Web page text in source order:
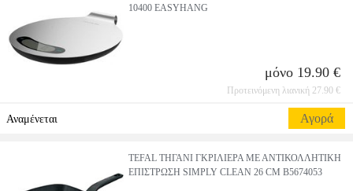
10400 EASYHANG
μόνο 19.90 €
Προτεινόμενη λιανική 27.90 €
Αναμένεται Αγορά
TEFAL ΤΗΓΑΝΙ ΓΚΡΙΛΙΕΡΑ ΜΕ ΑΝΤΙΚΟΛΛΗΤΙΚΗ
ΕΠΙΣΤΡΩΣΗ SIMPLY CLEAN 26 CM B5674053